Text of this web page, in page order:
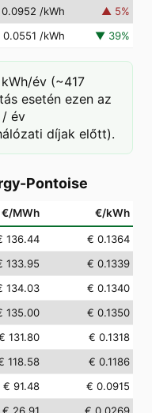
/kWh ▲ 5%
0.0551 /kWh ▼ 39%
év (~417
esetén ezen az
/ év
díjak előtt).
Pontoise
€/MWh €/kWh
136.44
€ 0.1364
133.95
€ 0.1339
134.03
€ 0.1340
135.00
€ 0.1350
131.80
€ 0.1318
118.58
€ 0.1186
€ 91.48
€ 0.0915